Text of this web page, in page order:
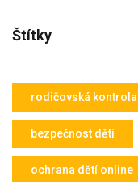
Štítky
rodičovská kontrola
bezpečnost dětí
ochrana dětí online